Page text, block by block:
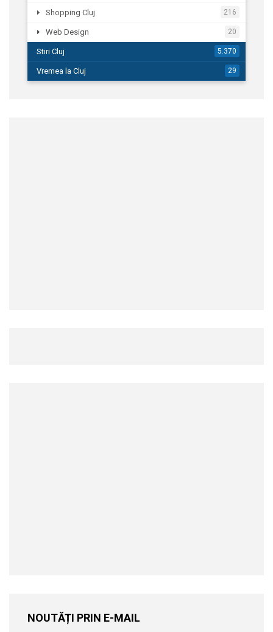
Shopping Cluj 216
Web Design 20
Stiri Cluj 5.370
Vremea la Cluj 29
NOUTĂȚI PRIN E-MAIL